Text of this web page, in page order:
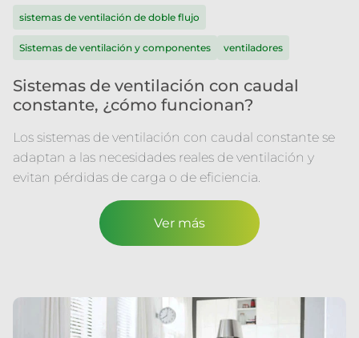
sistemas de ventilación de doble flujo
Sistemas de ventilación y componentes ventiladores
Sistemas de ventilación con caudal
constante, ¿cómo funcionan?
Los sistemas de ventilación con caudal constante se
adaptan a las necesidades reales de ventilación y
evitan pérdidas de carga o de eficiencia.
Ver más